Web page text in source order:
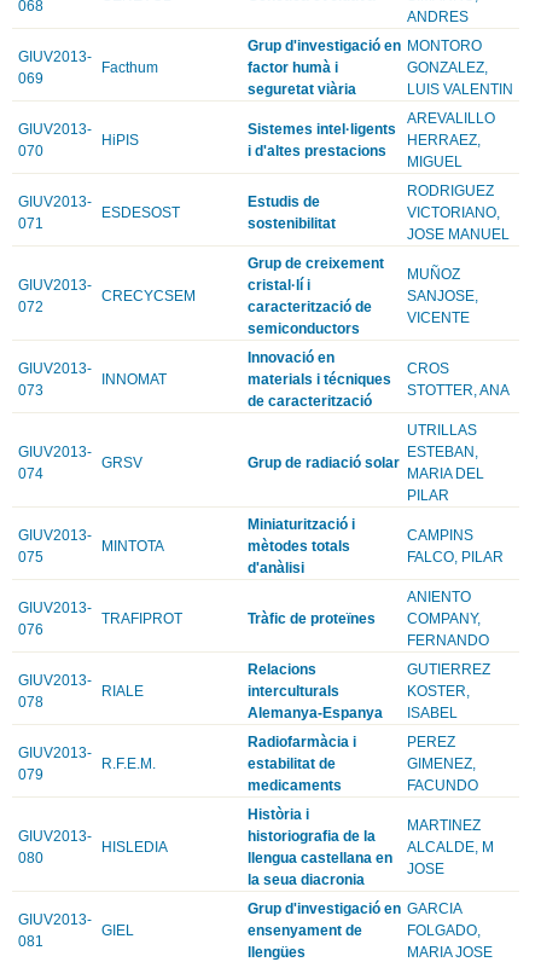
068
ANDRES
GIUV2013-
069
Facthum
Grup d'investigació en
factor humà i
seguretat viària
MONTORO
GONZALEZ,
LUIS VALENTIN
GIUV2013-
070
HiPIS
Sistemes intel·ligents
i d'altes prestacions
AREVALILLO
HERRAEZ,
MIGUEL
GIUV2013-
071
ESDESOST
Estudis de
sostenibilitat
RODRIGUEZ
VICTORIANO,
JOSE MANUEL
GIUV2013-
072
CRECYCSEM
Grup de creixement
cristal·lí i
caracterització de
semiconductors
MUÑOZ
SANJOSE,
VICENTE
GIUV2013-
073
INNOMAT
Innovació en
materials i técniques
de caracterització
CROS
STOTTER, ANA
GIUV2013-
074
GRSV Grup de radiació solar
UTRILLAS
ESTEBAN,
MARIA DEL
PILAR
GIUV2013-
075
MINTOTA
Miniaturització i
mètodes totals
d'anàlisi
CAMPINS
FALCO, PILAR
GIUV2013-
076
TRAFIPROT Tràfic de proteïnes
ANIENTO
COMPANY,
FERNANDO
GIUV2013-
078
RIALE
Relacions
interculturals
Alemanya-Espanya
GUTIERREZ
KOSTER,
ISABEL
GIUV2013-
079
R.F.E.M.
Radiofarmàcia i
estabilitat de
medicaments
PEREZ
GIMENEZ,
FACUNDO
GIUV2013-
080
HISLEDIA
Història i
historiografia de la
llengua castellana en
la seua diacronia
MARTINEZ
ALCALDE, M
JOSE
GIUV2013-
081
GIEL
Grup d'investigació en
ensenyament de
llengües
GARCIA
FOLGADO,
MARIA JOSE